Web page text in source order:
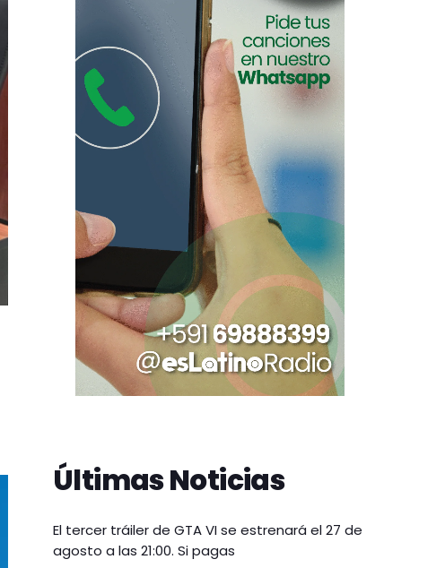
Últimas Noticias
El tercer tráiler de GTA VI se estrenará el 27 de
agosto a las 21:00. Si pagas